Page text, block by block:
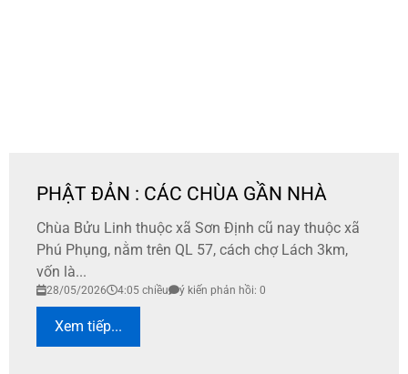
PHẬT ĐẢN : CÁC CHÙA GẦN NHÀ
Chùa Bửu Linh thuộc xã Sơn Định cũ nay thuộc xã
Phú Phụng, nằm trên QL 57, cách chợ Lách 3km,
vốn là...
28/05/2026 4:05 chiều ý kiến phản hồi: 0
Xem tiếp...